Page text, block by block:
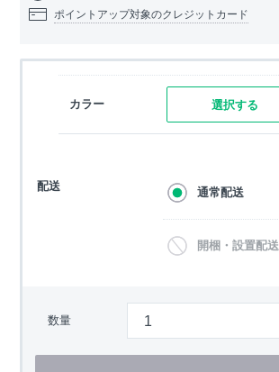
ポイントアップ対象のクレジットカード
カラー 選択する
配送 通常配送
開梱・設置配送
数量